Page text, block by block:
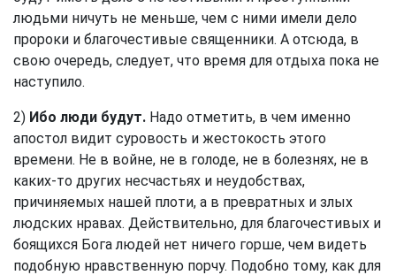
людьми ничуть не меньше, чем с ними имели дело
пророки и благочестивые священники. А отсюда, в
свою очередь, следует, что время для отдыха пока не
наступило.
2) Ибо люди будут. Надо отметить, в чем именно
апостол видит суровость и жестокость этого
времени. Не в войне, не в голоде, не в болезнях, не в
каких-то других несчастьях и неудобствах,
причиняемых нашей плоти, а в превратных и злых
людских нравах. Действительно, для благочестивых и
боящихся Бога людей нет ничего горше, чем видеть
подобную нравственную порчу. Подобно тому, как для